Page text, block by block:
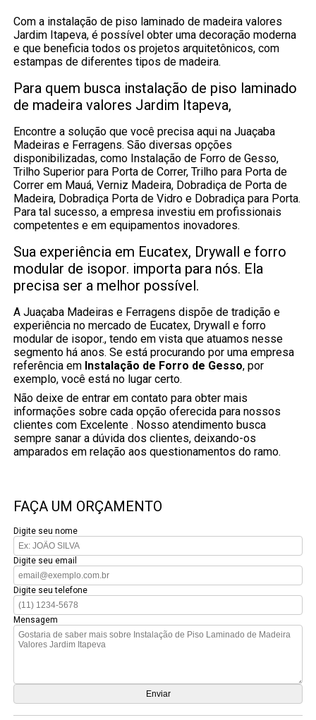
Com a instalação de piso laminado de madeira valores
Jardim Itapeva, é possível obter uma decoração moderna
e que beneficia todos os projetos arquitetônicos, com
estampas de diferentes tipos de madeira.
Para quem busca instalação de piso laminado
de madeira valores Jardim Itapeva,
Encontre a solução que você precisa aqui na Juaçaba
Madeiras e Ferragens. São diversas opções
disponibilizadas, como Instalação de Forro de Gesso,
Trilho Superior para Porta de Correr, Trilho para Porta de
Correr em Mauá, Verniz Madeira, Dobradiça de Porta de
Madeira, Dobradiça Porta de Vidro e Dobradiça para Porta.
Para tal sucesso, a empresa investiu em profissionais
competentes e em equipamentos inovadores.
Sua experiência em Eucatex, Drywall e forro
modular de isopor. importa para nós. Ela
precisa ser a melhor possível.
A Juaçaba Madeiras e Ferragens dispõe de tradição e
experiência no mercado de Eucatex, Drywall e forro
modular de isopor., tendo em vista que atuamos nesse
segmento há anos. Se está procurando por uma empresa
referência em Instalação de Forro de Gesso, por
exemplo, você está no lugar certo.
Não deixe de entrar em contato para obter mais
informações sobre cada opção oferecida para nossos
clientes com Excelente . Nosso atendimento busca
sempre sanar a dúvida dos clientes, deixando-os
amparados em relação aos questionamentos do ramo.
FAÇA UM ORÇAMENTO
Digite seu nome
Digite seu email
Digite seu telefone
Mensagem